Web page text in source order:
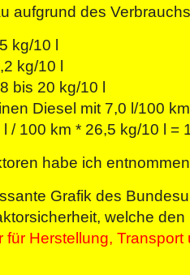
aufgrund des
kg/10 l
kg/10 l
bis 20 kg/10 l
Diesel mit 7,0 l/100
/ 100 km * 26,5 kg/10 l =
habe ich
Grafik des
welche den
für Herstellung,